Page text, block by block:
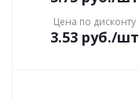
Цена по дисконту
3.53руб./шт